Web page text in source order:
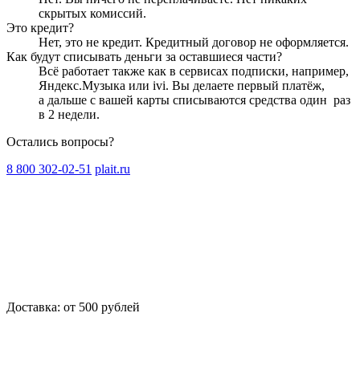
скрытых комиссий.
Это кредит?
Нет, это не кредит. Кредитный договор не оформляется.
Как будут списывать деньги за оставшиеся части?
Всё работает также как в сервисах подписки, например,
Яндекс.Музыка или ivi. Вы делаете первый платёж,
а дальше с вашей карты списываются средства один раз
в 2 недели.
Остались вопросы?
8 800 302-02-51 plait.ru
Доставка: от 500 рублей